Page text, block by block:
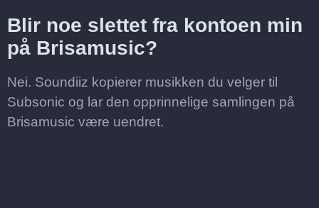
Blir noe slettet fra kontoen min
på Brisamusic?
Nei. Soundiiz kopierer musikken du velger til
Subsonic og lar den opprinnelige samlingen på
Brisamusic være uendret.